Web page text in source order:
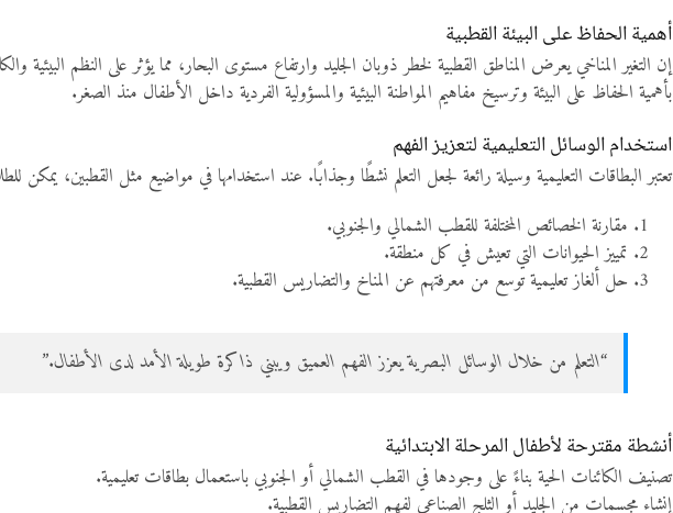
أهمية الحفاظ على البيئة القطبية
إن التغير المناخي يعرض المناطق القطبية لخطر ذوبان الجليد وارتفاع مستوى البحار، مما يؤثر على النظم البيئية
بأهمية الحفاظ على البيئة وترسيخ مفاهيم المواطنة البيئية والمسؤولية الفردية داخل الأطفال منذ الصغر.
استخدام الوسائل التعليمية لتعزيز الفهم
تعتبر البطاقات التعليمية وسيلة رائعة لجعل التعلم نشطًا وجذابًا. عند استخدامها في مواضيع مثل القطبين، يمكن
مقارنة الخصائص المختلفة للقطب الشمالي والجنوبي.
تمييز الحيوانات التي تعيش في كل منطقة.
حل ألغاز تعليمية توسع من معرفتهم عن المناخ والتضاريس القطبية.
“التعلم من خلال الوسائل البصرية يعزز الفهم العميق ويبني ذاكرة طويلة الأمد لدى الأطفال.”
أنشطة مقترحة لأطفال المرحلة الابتدائية
تصنيف الكائنات الحية بناءً على وجودها في القطب الشمالي أو الجنوبي باستعمال بطاقات تعليمية.
إنشاء مجسمات من الجليد أو الثلج الصناعي لفهم التضاريس القطبية.